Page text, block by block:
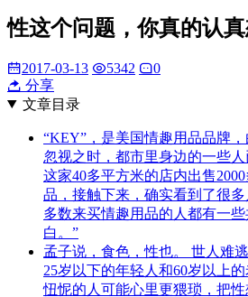
性这个问题，你真的认真
2017-03-13 5342
0
分享
文章目录
“KEY”，是美国情趣用品品牌
忽视之时，都市里身边的一些
这家40多平方米的店内出售
品，接触下来，确实看到了很
多数来买情趣用品的人都有一
白。”
孟子说，食色，性也。 世人难
25岁以下的年轻人和60岁以上
忸怩的人可能心里更猥琐，把